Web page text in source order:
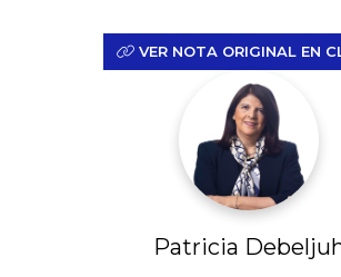
Patricia
VER NOTA ORIGINAL EN